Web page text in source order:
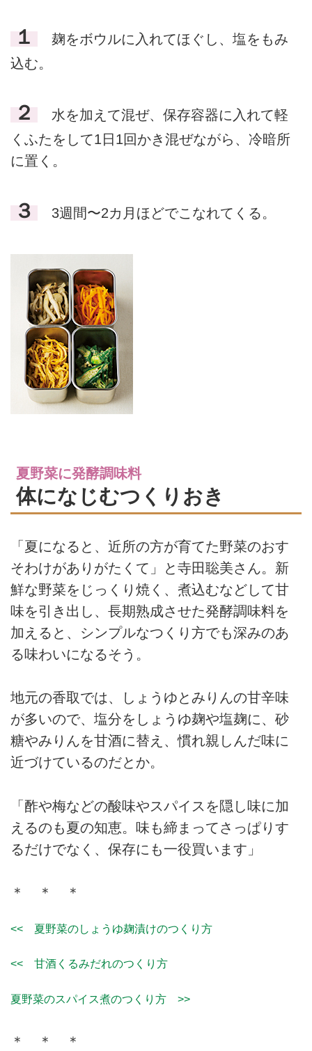
１
麹をボウルに入れてほぐし、塩をもみ
込む。
２
水を加えて混ぜ、保存容器に入れて軽
くふたをして1日1回かき混ぜながら、冷暗所
に置く。
３ 3週間〜2カ月ほどでこなれてくる。
夏野菜に発酵調味料
体になじむつくりおき
「夏になると、近所の方が育てた野菜のおす
そわけがありがたくて」と寺田聡美さん。新
鮮な野菜をじっくり焼く、煮込むなどして甘
味を引き出し、長期熟成させた発酵調味料を
加えると、シンプルなつくり方でも深みのあ
る味わいになるそう。
地元の香取では、しょうゆとみりんの甘辛味
が多いので、塩分をしょうゆ麹や塩麹に、砂
糖やみりんを甘酒に替え、慣れ親しんだ味に
近づけているのだとか。
「酢や梅などの酸味やスパイスを隠し味に加
えるのも夏の知恵。味も締まってさっぱりす
るだけでなく、保存にも一役買います」
＊ ＊ ＊
<< 夏野菜のしょうゆ麹漬けのつくり方
<< 甘酒くるみだれのつくり方
夏野菜のスパイス煮のつくり方 >>
＊ ＊ ＊